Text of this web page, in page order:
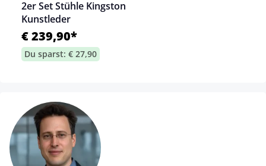
2er Set Stühle Kingston
Kunstleder
€ 239,90*
Du sparst: € 27,90